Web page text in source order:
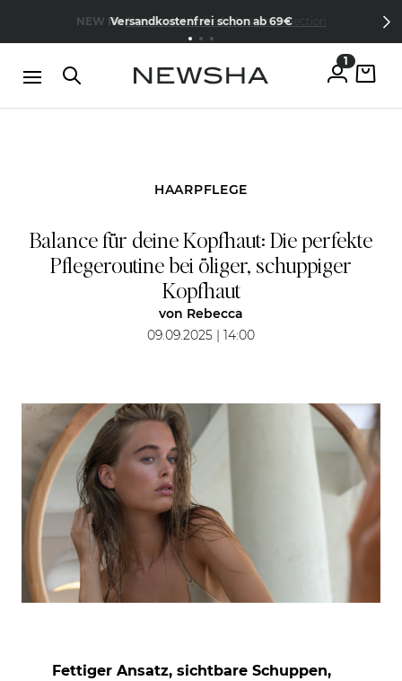
NEW IN: The Iconic Limited Chrome Collection
15% Wilkommens-Rabatt
kostenlos anmelden
Versandkostenfrei schon ab 69€
1
HAARPFLEGE
Balance für deine Kopfhaut: Die perfekte
Pflegeroutine bei öliger, schuppiger
Kopfhaut
von Rebecca
09.09.2025 | 14:00
Fettiger Ansatz, sichtbare Schuppen,